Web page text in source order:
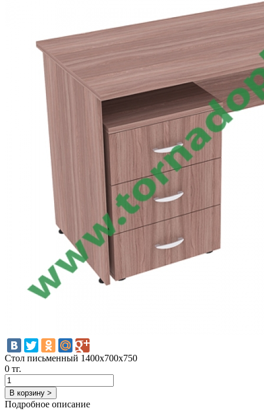
Стол письменный 1400х700х750
0 тг.
В корзину >
Подробное описание